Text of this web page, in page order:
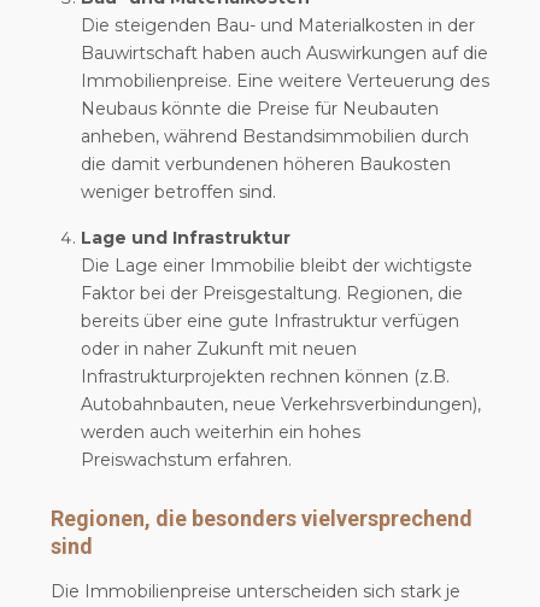
Die steigenden Bau- und Materialkosten in der
Bauwirtschaft haben auch Auswirkungen auf die
Immobilienpreise. Eine weitere Verteuerung des
Neubaus könnte die Preise für Neubauten
anheben, während Bestandsimmobilien durch
die damit verbundenen höheren Baukosten
weniger betroffen sind.
Lage und Infrastruktur
Die Lage einer Immobilie bleibt der wichtigste
Faktor bei der Preisgestaltung. Regionen, die
bereits über eine gute Infrastruktur verfügen
oder in naher Zukunft mit neuen
Infrastrukturprojekten rechnen können (z.B.
Autobahnbauten, neue Verkehrsverbindungen),
werden auch weiterhin ein hohes
Preiswachstum erfahren.
Regionen, die besonders vielversprechend
sind
Die Immobilienpreise unterscheiden sich stark je